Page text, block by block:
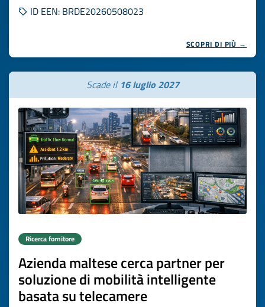
ID EEN: BRDE20260508023
SCOPRI DI PIÙ →
Scade il 16 luglio 2027
Ricerca fornitore
Azienda maltese cerca partner per
soluzione di mobilità intelligente
basata su telecamere